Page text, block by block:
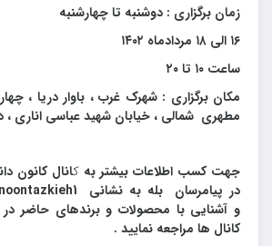
زمان برگزاری : دوشنبه تا چهارشنبه
۱۶ الی ۱۸ مردادماه ۱۴۰۲
ساعت ۱۰ تا ۲۰
مکان برگزاری : شهرک غرب ، باوار دریا ،
مطهری شمالی ، خیابان شهید عباسی اناری
جهت کسب اطلاعات بیشتر به کانال کانون
و آشنایی با محصولات و برندهای حاضر
کانال ها مراجعه نمایید .